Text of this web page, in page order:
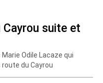
suite et
Odile Lacaze qui
du Cayrou